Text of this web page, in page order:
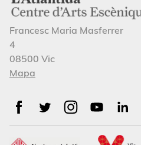
Francesc Maria Masferrer
4
08500 Vic
Mapa